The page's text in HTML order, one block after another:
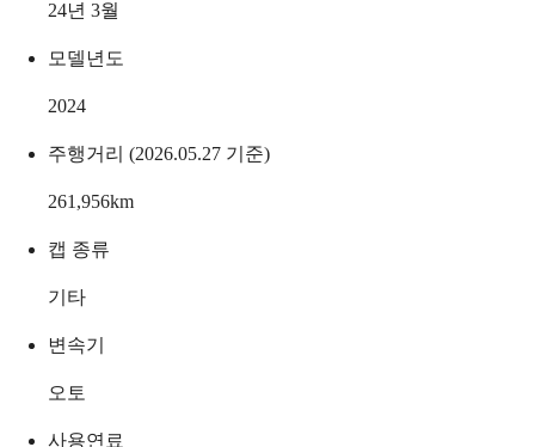
24년 3월
모델년도
2024
주행거리 (2026.05.27 기준)
261,956km
캡 종류
기타
변속기
오토
사용연료